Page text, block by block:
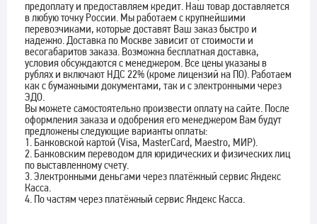
предоплату и предоставляем кредит. Наш товар доставляется
в любую точку России. Мы работаем с крупнейшими
перевозчиками, которые доставят Ваш заказ быстро и
надежно. Доставка по Москве зависит от стоимости и
весогабаритов заказа. Возможна бесплатная доставка,
условия обсуждаются с менеджером. Все цены указаны в
рублях и включают НДС 22% (кроме лицензий на ПО). Работаем
как с бумажными документами, так и с электронными через
ЭДО.
Вы можете самостоятельно произвести оплату на сайте. После
оформления заказа и одобрения его менеджером Вам будут
предложены следующие варианты оплаты:
1. Банковской картой (Visa, MasterCard, Maestro, МИР).
2. Банковским переводом для юридических и физических лиц
по выставленному счету.
3. Электронными деньгами через платёжный сервис Яндекс
Касса.
4. По частям через платёжный сервис Яндекс Касса.